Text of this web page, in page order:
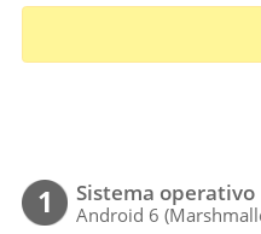
1 Sistema operativo
Android 6